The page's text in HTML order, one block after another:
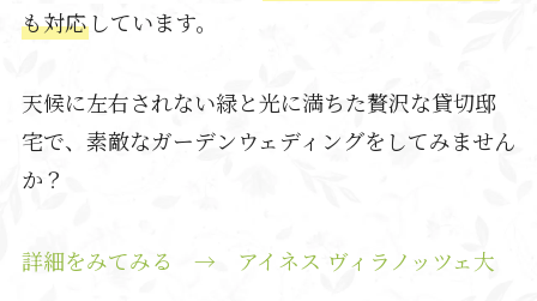
も対応しています。
天候に左右されない緑と光に満ちた贅沢な貸切邸
宅で、素敵なガーデンウェディングをしてみません
か？
詳細をみてみる → アイネス ヴィラノッツェ大